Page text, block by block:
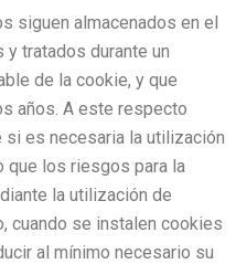
siguen almacenados en el
tratados durante un
de la cookie, y que
años. A este respecto
es necesaria la utilización
los riesgos para la
la utilización de
cuando se instalen cookies
al mínimo necesario su